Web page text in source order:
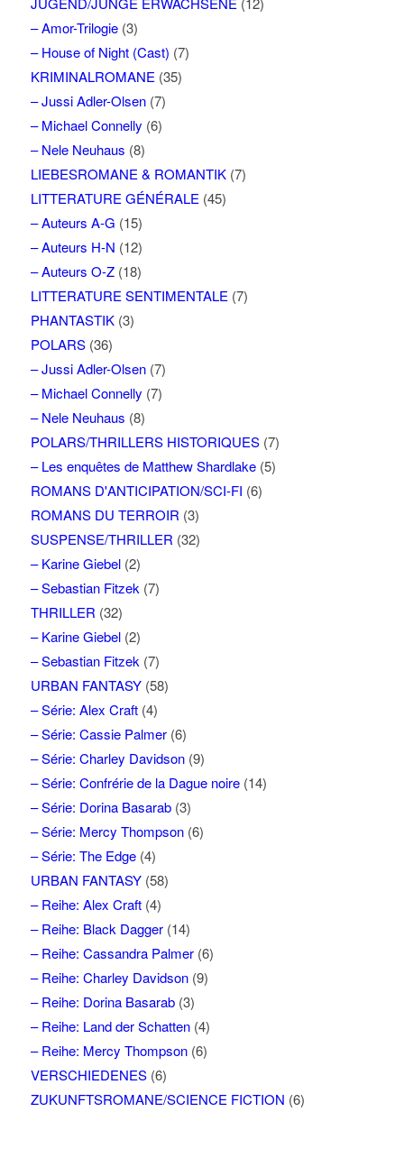
– Amor-Trilogie(3)
– House of Night (Cast) (7)
KRIMINALROMANE (35)
– Jussi Adler-Olsen(7)
– Michael Connelly (6)
– Nele Neuhaus (8)
LIEBESROMANE & ROMANTIK(7)
LITTERATURE GÉNÉRALE (45)
– Auteurs A-G (15)
– Auteurs H-N (12)
– Auteurs O-Z(18)
LITTERATURE SENTIMENTALE (7)
PHANTASTIK(3)
POLARS(36)
– Jussi Adler-Olsen(7)
– Michael Connelly (7)
– Nele Neuhaus (8)
POLARS/THRILLERS HISTORIQUES(7)
– Les enquêtes de Matthew Shardlake(5)
ROMANS D'ANTICIPATION/SCI-FI (6)
ROMANS DU TERROIR (3)
SUSPENSE/THRILLER (32)
– Karine Giebel(2)
– Sebastian Fitzek (7)
THRILLER (32)
– Karine Giebel(2)
– Sebastian Fitzek (7)
URBAN FANTASY(58)
– Série: Alex Craft(4)
– Série: Cassie Palmer(6)
– Série: Charley Davidson(9)
– Série: Confrérie de la Dague noire(14)
– Série: Dorina Basarab(3)
– Série: Mercy Thompson(6)
– Série: The Edge(4)
URBAN FANTASY(58)
– Reihe: Alex Craft(4)
– Reihe: Black Dagger(14)
– Reihe: Cassandra Palmer(6)
– Reihe: Charley Davidson(9)
– Reihe: Dorina Basarab(3)
– Reihe: Land der Schatten(4)
– Reihe: Mercy Thompson(6)
VERSCHIEDENES(6)
ZUKUNFTSROMANE/SCIENCE FICTION (6)